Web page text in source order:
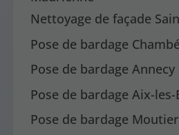
Nettoyage de façade
Pose de bardage
Pose de bardage Annecy
Pose de bardage Aix-les-
Pose de bardage